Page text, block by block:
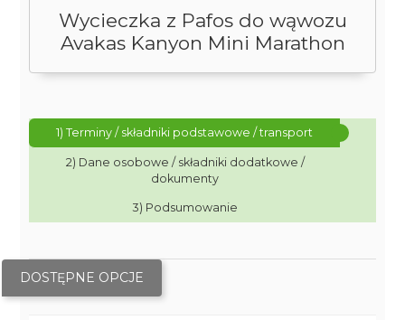
Wycieczka z Pafos do wąwozu
Avakas Kanyon Mini Marathon
1) Terminy / składniki podstawowe / transport
2) Dane osobowe / składniki dodatkowe /
dokumenty
3) Podsumowanie
DOSTĘPNE OPCJE